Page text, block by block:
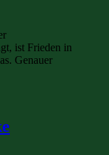
ist Frieden in
Genauer